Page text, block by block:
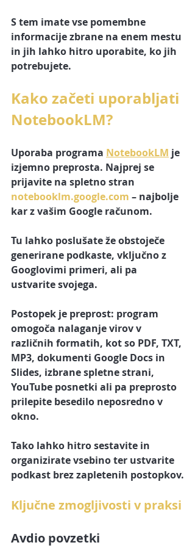
S tem imate vse pomembne
informacije zbrane na enem mestu
in jih lahko hitro uporabite, ko jih
potrebujete.
Kako začeti uporabljati
NotebookLM?
Uporaba programa NotebookLM je
izjemno preprosta. Najprej se
prijavite na spletno stran
notebooklm.google.com – najbolje
kar z vašim Google računom.
Tu lahko poslušate že obstoječe
generirane podkaste, vključno z
Googlovimi primeri, ali pa
ustvarite svojega.
Postopek je preprost: program
omogoča nalaganje virov v
različnih formatih, kot so PDF, TXT,
MP3, dokumenti Google Docs in
Slides, izbrane spletne strani,
YouTube posnetki ali pa preprosto
prilepite besedilo neposredno v
okno.
Tako lahko hitro sestavite in
organizirate vsebino ter ustvarite
podkast brez zapletenih postopkov.
Ključne zmogljivosti v praksi
Avdio povzetki